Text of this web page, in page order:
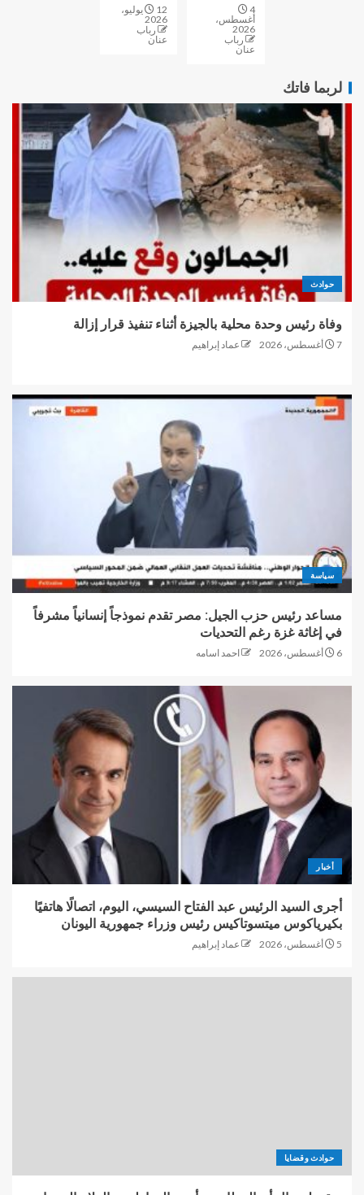
4
أغسطس،
2026
رباب
عنان
12 يوليو،
2026
رباب
عنان
لربما فاتك
حوادث
وفاة رئيس وحدة محلية بالجيزة أثناء تنفيذ قرار إزالة
7 أغسطس، 2026 عماد إبراهيم
سياسة
مساعد رئيس حزب الجيل: مصر تقدم نموذجاً إنسانياً مشرفاً
في إغاثة غزة رغم التحديات
6 أغسطس، 2026 احمد اسامه
أخبار
أجرى السيد الرئيس عبد الفتاح السيسي، اليوم، اتصالًا هاتفيًا
بكيرياكوس ميتسوتاكيس رئيس وزراء جمهورية اليونان
5 أغسطس، 2026 عماد إبراهيم
حوادث وقضايا